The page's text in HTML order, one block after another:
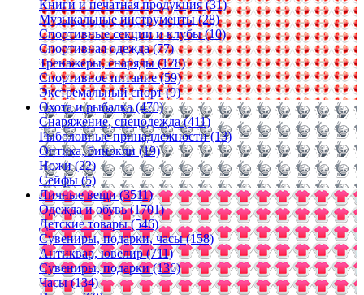
Книги и печатная продукция (31)
Музыкальные инструменты (28)
Спортивные секции и клубы (10)
Спортивная одежда (77)
Тренажеры, снаряды (178)
Спортивное питание (59)
Экстремальный спорт (9)
Охота и рыбалка (470)
Снаряжение, спецодежда (411)
Рыболовные принадлежности (13)
Оптика, бинокли (19)
Ножи (22)
Сейфы (5)
Личные вещи (3511)
Одежда и обувь (1701)
Детские товары (546)
Сувениры, подарки, часы (158)
Антиквар, ювелир (711)
Сувениры, подарки (136)
Часы (134)